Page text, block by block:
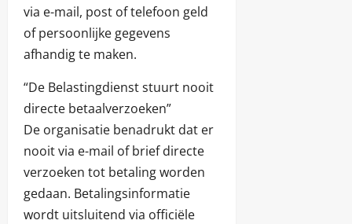
via e-mail, post of telefoon geld
of persoonlijke gegevens
afhandig te maken.
“De Belastingdienst stuurt nooit
directe betaalverzoeken”
De organisatie benadrukt dat er
nooit via e-mail of brief directe
verzoeken tot betaling worden
gedaan. Betalingsinformatie
wordt uitsluitend via officiële